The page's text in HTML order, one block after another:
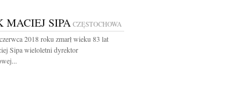
MACIEJ SIPA CZĘSTOCHOWA
2018 roku zmarł wieku 83 lat
Sipa wieloletni dyrektor